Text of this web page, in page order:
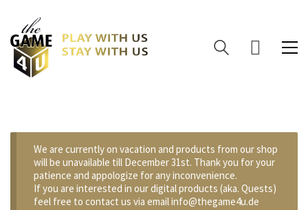
We are currently on vacation and products from our shop
will be unavailable till December 31st. Thank you for your
patience and appologize for any inconvenience.
If you are interested in our digital products (aka. Quests)
feel free to contact us via email info@thegame4u.de